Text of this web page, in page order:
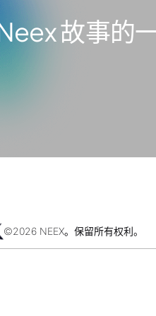
故事的
©2026 NEEX。保留所有权利。